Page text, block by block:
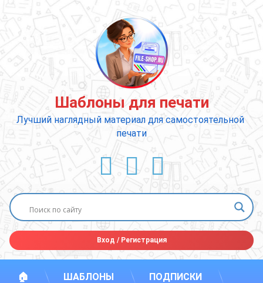
содержимому
Шаблоны для печати
Лучший наглядный материал для самостоятельной
печати
ВКонтакте
YouTube
E-mail
Вход /Регистрация
🏠 ШАБЛОНЫ ПОДПИСКИ